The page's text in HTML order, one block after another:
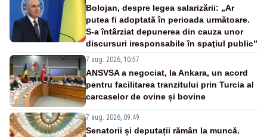
Bolojan, despre legea salarizării: „Ar
putea fi adoptată în perioada următoare.
S-a întârziat depunerea din cauza unor
discursuri iresponsabile în spaţiul public”
7 aug. 2026, 10:57
ANSVSA a negociat, la Ankara, un acord
pentru facilitarea tranzitului prin Turcia al
carcaselor de ovine și bovine
7 aug. 2026, 09:49
Senatorii și deputații rămân la muncă.